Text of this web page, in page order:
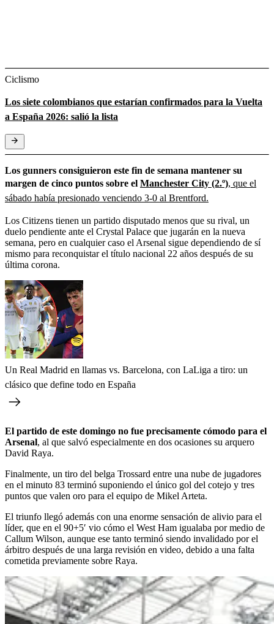
Ciclismo
Los siete colombianos que estarían confirmados para la Vuelta
a España 2026: salió la lista
Los gunners consiguieron este fin de semana mantener su
margen de cinco puntos sobre el Manchester City (2.º), que el
sábado había presionado venciendo 3-0 al Brentford.
Los Citizens tienen un partido disputado menos que su rival, un
duelo pendiente ante el Crystal Palace que jugarán en la nueva
semana, pero en cualquier caso el Arsenal sigue dependiendo de sí
mismo para reconquistar el título nacional 22 años después de su
última corona.
Un Real Madrid en llamas vs. Barcelona, con LaLiga a tiro: un
clásico que define todo en España
El partido de este domingo no fue precisamente cómodo para el
Arsenal, al que salvó especialmente en dos ocasiones su arquero
David Raya.
Finalmente, un tiro del belga Trossard entre una nube de jugadores
en el minuto 83 terminó suponiendo el único gol del cotejo y tres
puntos que valen oro para el equipo de Mikel Arteta.
El triunfo llegó además con una enorme sensación de alivio para el
líder, que en el 90+5′ vio cómo el West Ham igualaba por medio de
Callum Wilson, aunque ese tanto terminó siendo invalidado por el
árbitro después de una larga revisión en video, debido a una falta
cometida previamente sobre Raya.